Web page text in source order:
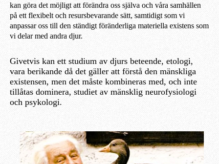
kan göra det möjligt att förändra oss själva och våra samhällen
på ett flexibelt och resursbevarande sätt, samtidigt som vi
anpassar oss till den ständigt föränderliga materiella existens som
vi delar med andra djur.
Givetvis kan ett studium av djurs beteende, etologi,
vara berikande då det gäller att förstå den mänskliga
existensen, men det måste kombineras med, och inte
tillåtas dominera, studiet av mänsklig neurofysiologi
och psykologi.